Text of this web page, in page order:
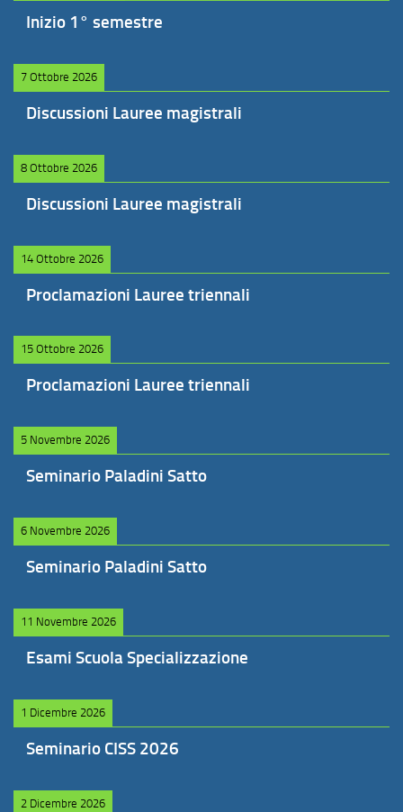
Inizio 1° semestre
7 Ottobre 2026
Discussioni Lauree magistrali
8 Ottobre 2026
Discussioni Lauree magistrali
14 Ottobre 2026
Proclamazioni Lauree triennali
15 Ottobre 2026
Proclamazioni Lauree triennali
5 Novembre 2026
Seminario Paladini Satto
6 Novembre 2026
Seminario Paladini Satto
11 Novembre 2026
Esami Scuola Specializzazione
1 Dicembre 2026
Seminario CISS 2026
2 Dicembre 2026